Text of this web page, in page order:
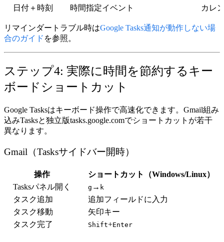
日付＋時刻
時間指定イベント カレ
リマインダートラブル時はGoogle Tasks通知が動作しない場
合のガイド を参照。
ステップ4: 実際に時間を節約するキー
ボードショートカット
Google Tasksはキーボード操作で高速化できます。Gmail組み
込みTasksと独立版tasks.google.comでショートカットが若干
異なります。
Gmail（Tasksサイドバー開時）
操作
ショートカット（Windows/Linux）
Tasksパネル開く
g → k
タスク追加
追加フィールドに入力
タスク移動
矢印キー
タスク完了
Shift+Enter